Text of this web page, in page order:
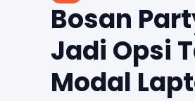
Bosan
Jadi Opsi
Modal